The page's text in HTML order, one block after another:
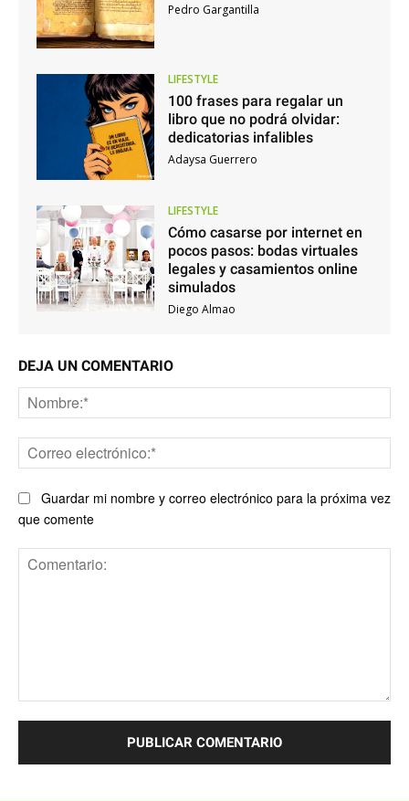
Pedro Gargantilla
LIFESTYLE
100 frases para regalar un
libro que no podrá olvidar:
dedicatorias infalibles
Adaysa Guerrero
LIFESTYLE
Cómo casarse por internet en
pocos pasos: bodas virtuales
legales y casamientos online
simulados
Diego Almao
DEJA UN COMENTARIO
Guardar mi nombre y correo electrónico para la próxima vez
que comente